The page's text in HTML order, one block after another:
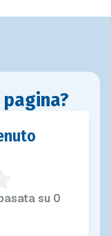
su 0